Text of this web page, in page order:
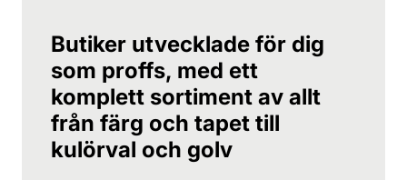
Butiker utvecklade för dig
som proffs, med ett
komplett sortiment av allt
från färg och tapet till
kulörval och golv